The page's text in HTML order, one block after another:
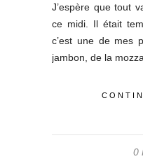
J’espère que tout
ce midi. Il était
c’est une de mes
jambon, de la
0